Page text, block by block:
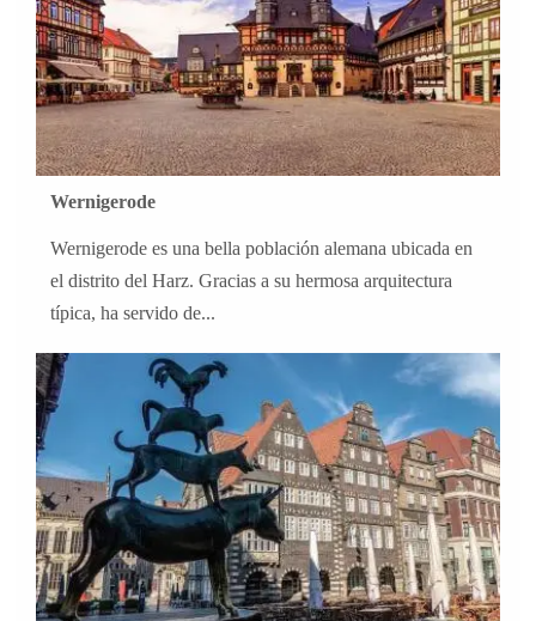
Wernigerode
Wernigerode es una bella población alemana ubicada en
el distrito del Harz. Gracias a su hermosa arquitectura
típica, ha servido de...